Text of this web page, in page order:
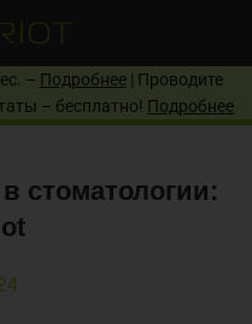
– Подробнее| Проводите
– бесплатно! Подробнее
стоматологии: